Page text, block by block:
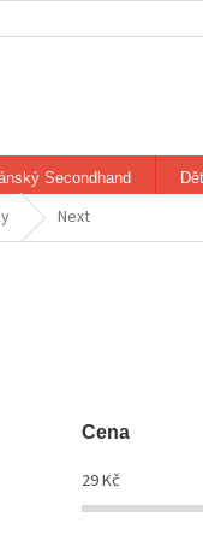
Secondhand
Next
Cena
29Kč